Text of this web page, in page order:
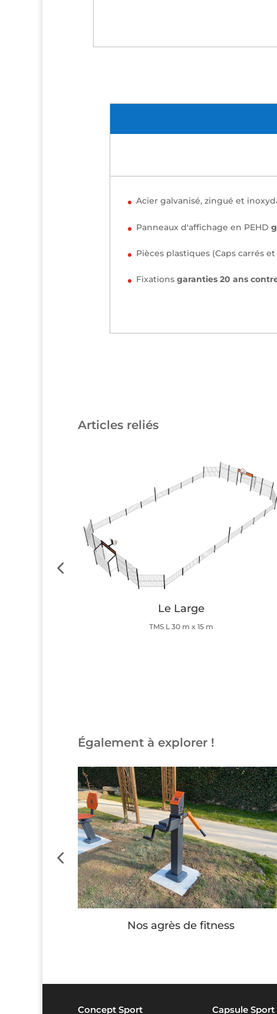
Acier galvanisé, zingué et
Panneaux d'affichage en PEHD
Pièces plastiques (Caps carrés
Fixations garanties 20 ans
Articles reliés
Le Large
TMS L 30 m x 15 m
Également à explorer !
Nos agrès de fitness
Concept Sport Capsule Sport